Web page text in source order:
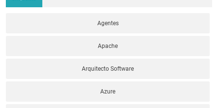
Agentes
Apache
Arquitecto Software
Azure